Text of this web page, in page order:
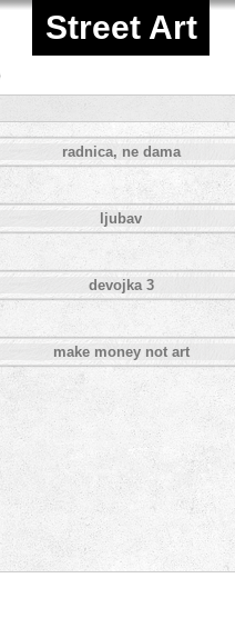
Street Art
radnica, ne dama
ljubav
devojka 3
make money not art